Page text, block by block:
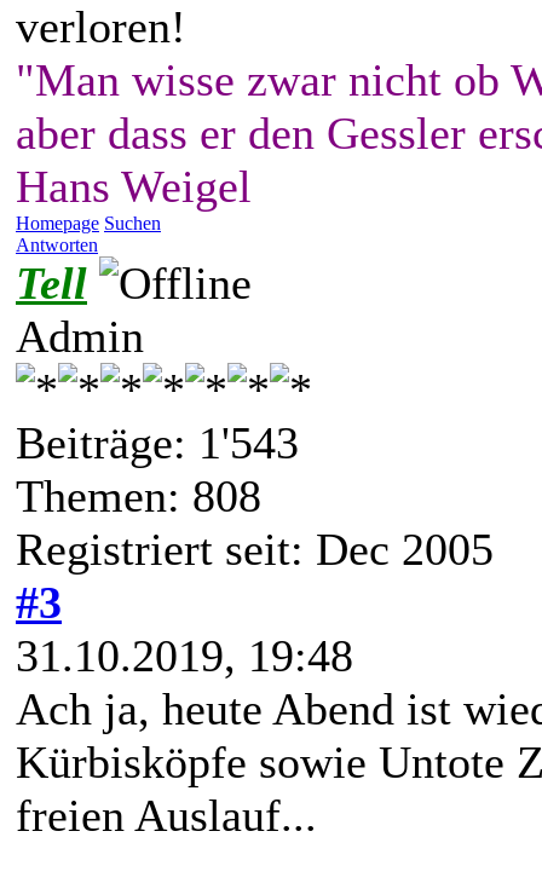
verloren!
"Man wisse zwar nicht ob
aber dass er den Gessler
Hans Weigel
Homepage Suchen
Antworten
Tell
Admin
Beiträge: 1'543
Themen: 808
Registriert seit: Dec 2005
#3
31.10.2019, 19:48
Ach ja, heute Abend ist
Kürbisköpfe sowie Untote
freien Auslauf...